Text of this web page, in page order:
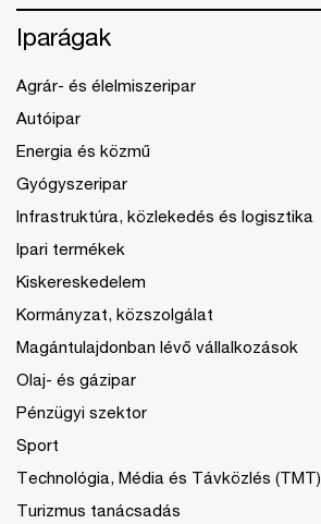
Iparágak
Agrár- és élelmiszeripar
Autóipar
Energia és közmű
Gyógyszeripar
Infrastruktúra, közlekedés és logisztika
Ipari termékek
Kiskereskedelem
Kormányzat, közszolgálat
Magántulajdonban lévő vállalkozások
Olaj- és gázipar
Pénzügyi szektor
Sport
Technológia, Média és Távközlés (TMT)
Turizmus tanácsadás